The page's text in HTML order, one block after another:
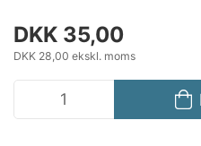
DKK 35,00
DKK 28,00 ekskl. moms